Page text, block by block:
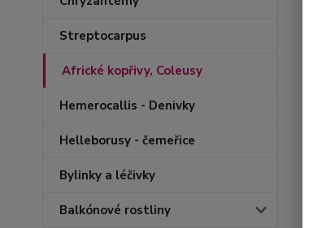
Streptocarpus
Africké kopřivy, Coleusy
Hemerocallis - Denivky
Helleborusy - čemeřice
Bylinky a léčivky
Balkónové rostliny